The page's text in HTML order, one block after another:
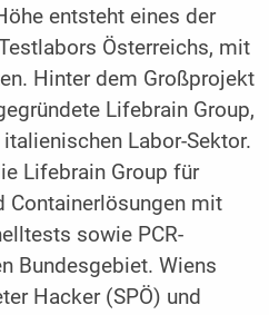
entsteht eines der
Österreichs, mit
Hinter dem Großprojekt
Lifebrain Group,
Labor-Sektor.
Lifebrain Group für
Containerlösungen mit
sowie PCR-
Bundesgebiet. Wiens
Hacker (SPÖ) und